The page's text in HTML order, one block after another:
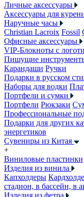
Личные аксессуары
Аксессуары для
Наручные часы
Christian Lacroix Fossil
Офисные аксессуары
VIP-Блокноты с
Пишущие
Карандаши Ручки
Подарки в русском
Наборы для водки
Портфели и сумки
Портфели Рюкзаки
Профессиональные
Подарки для других
энергетиков
Сувениры из Китая
+
Виниловые пластинки
Изделия из винила
Капхолдеры
стадион, в бассейн, в
Изделия из фетра